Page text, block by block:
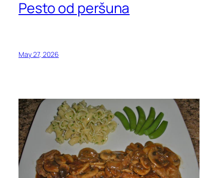
Pesto od peršuna
May 27, 2026